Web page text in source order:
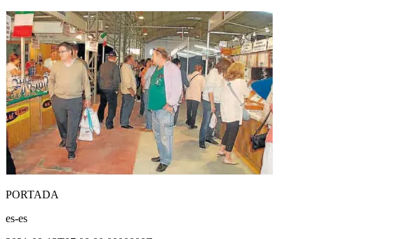
PORTADA
es-es